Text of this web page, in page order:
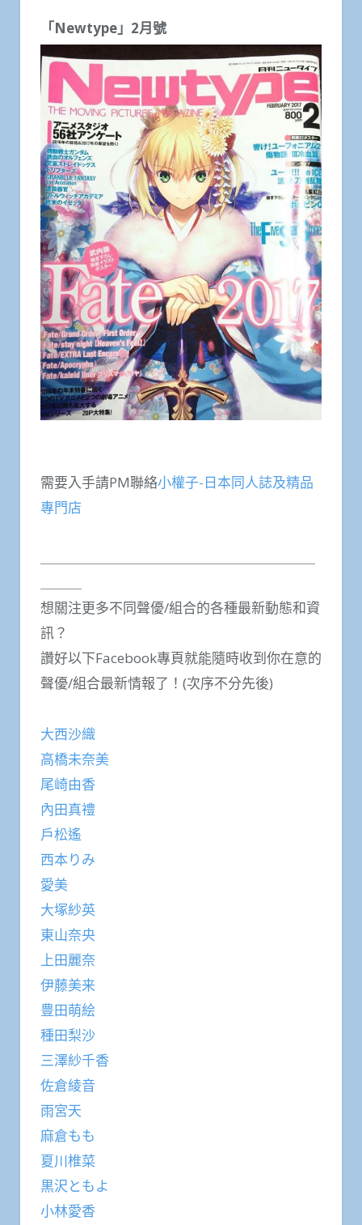
「Newtype」2月號
需要入手請PM聯絡小權子-日本同人誌及精品
專門店
想關注更多不同聲優/組合的各種最新動態和資
訊？
讚好以下Facebook專頁就能隨時收到你在意的
聲優/組合最新情報了！(次序不分先後)
大西沙織
高橋未奈美
尾崎由香
內田真禮
戶松遙
西本りみ
愛美
大塚紗英
東山奈央
上田麗奈
伊藤美来
豊田萌絵
種田梨沙
三澤紗千香
佐倉綾音
雨宮天
麻倉もも
夏川椎菜
黒沢ともよ
小林愛香